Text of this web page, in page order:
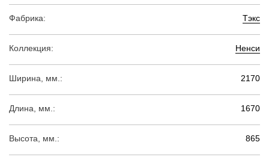
Фабрика: Тэкс
Коллекция: Ненси
Ширина, мм.: 2170
Длина, мм.: 1670
Высота, мм.: 865